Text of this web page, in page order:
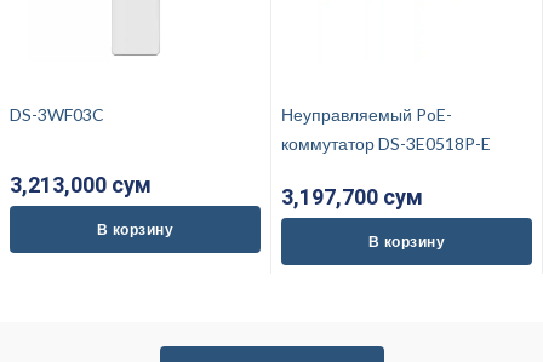
DS-3WF03C
3,213,000 cум
В корзину
Неуправляемый PoE-
коммутатор DS-3E0518P-E
3,197,700 cум
В корзину